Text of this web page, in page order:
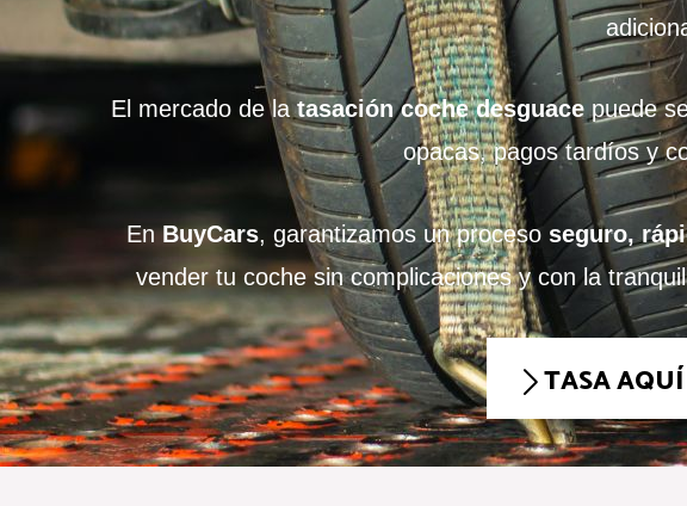
El mercado de latasación coche desguacepuede
opacas, pagos tardíos y
EnBuyCars, garantizamos un proceso seguro,
vender tu coche sin complicaciones y con la
TASA